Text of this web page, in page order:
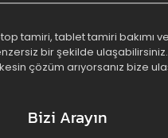
tablet tamiri bakımı
bir şekilde
çözüm arıyorsanız bize
Bizi Arayın